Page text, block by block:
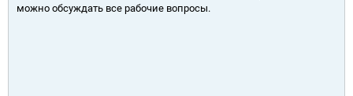
можно обсуждать все рабочие вопросы.